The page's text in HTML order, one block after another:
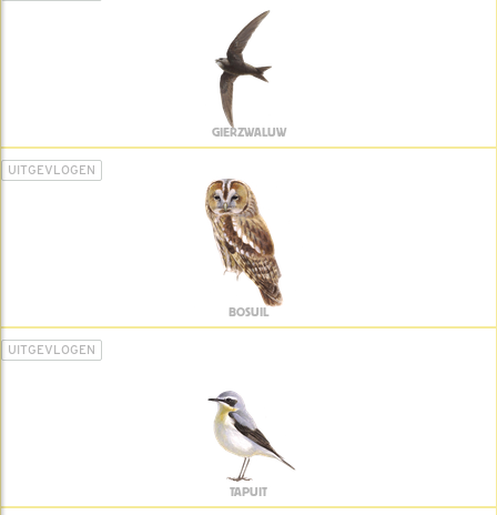
GIERZWALUW
UITGEVLOGEN
BOSUIL
UITGEVLOGEN
TAPUIT